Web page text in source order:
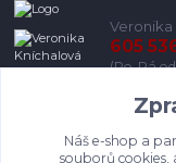
Veronika
605
(Po-Pá
Náš e-shop a
souborů